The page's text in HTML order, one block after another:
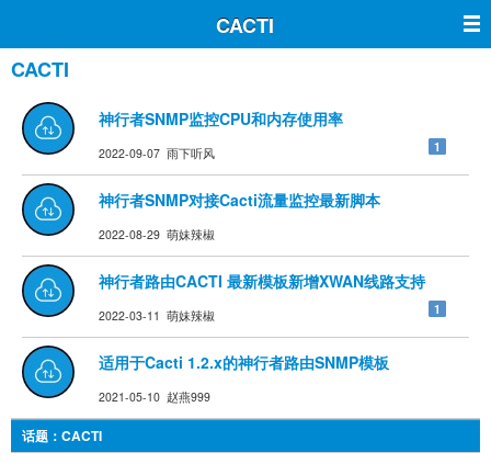
CACTI
CACTI
神行者SNMP监控CPU和内存使用率
2022-09-07 雨下听风 1
神行者SNMP对接Cacti流量监控最新脚本
2022-08-29 萌妹辣椒
神行者路由CACTI 最新模板新增XWAN线路支持
2022-03-11 萌妹辣椒 1
适用于Cacti 1.2.x的神行者路由SNMP模板
2021-05-10 赵燕999
话题：CACTI